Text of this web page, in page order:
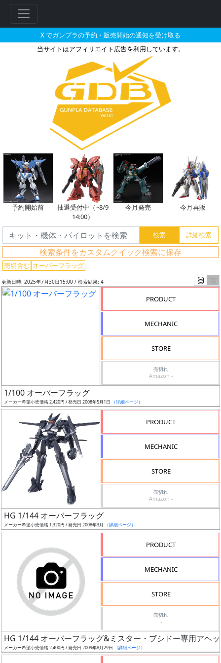
X でガンプラの予約・販売開始の通知を受け取る
当サイトはアフィリエイト広告を利用しています。
オーバーフラッグのガンプラの
予約開始前
抽選受付中（~8/9
14:00）
今月発売 今月再販
検索条件をカスタムクイック検索に保存
売切含む オーバーフラッグ
ワ
索
グ
レ
ー
ル
シ
リ
ー
状
況
更新日時: 2025年7月30日15:00 / 検索結果: 4
PRODUCT
MECHANIC
STORE
売切れ
Amazon -
1/100 オーバーフラッグ
メーカー希望小売価格 2,420円 / 発売日 2008年5月1日 （詳細ページ）
PRODUCT
MECHANIC
STORE
売切れ
Amazon -
HG 1/144 オーバーフラッグ
メーカー希望小売価格 1,320円 / 発売日 2008年3月 （詳細ページ）
PRODUCT
MECHANIC
STORE
売切れ
-
HG 1/144 オーバーフラッグ&ミスター・ブシドー専用アヘ
メーカー希望小売価格 2,400円 / 発売日 2009年8月29日 （詳細ページ）